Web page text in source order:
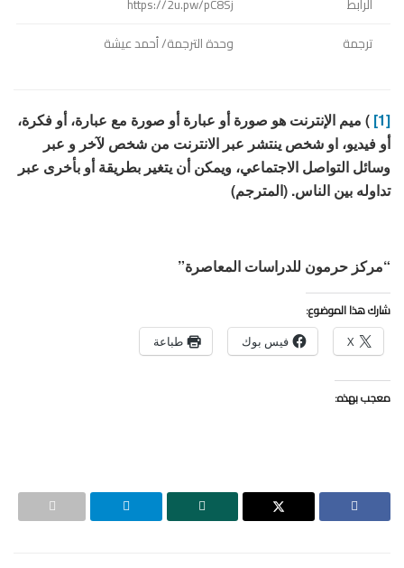
ترجمة
وحدة الترجمة/ أحمد عيشة
[1]
) ميم الإنترنت هو صورة أو عبارة أو صورة مع عبارة، أو فكرة،
أو فيديو، او شخص ينتشر عبر الانترنت من شخص لآخر و عبر
وسائل التواصل الاجتماعي، ويمكن أن يتغير بطريقة أو بأخرى عبر
تداوله بين الناس. (المترجم)
“مركز حرمون للدراسات المعاصرة”
شارك هذا الموضوع:
X فيس بوك طباعة
معجب بهذه: